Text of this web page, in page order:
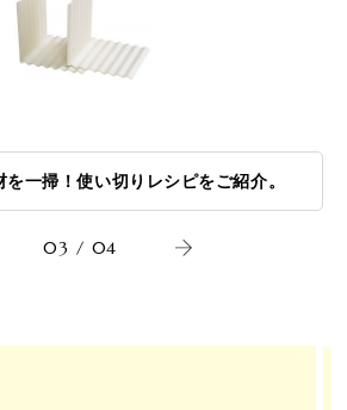
一掃！使い切りレシピをご紹介。
03 / 04